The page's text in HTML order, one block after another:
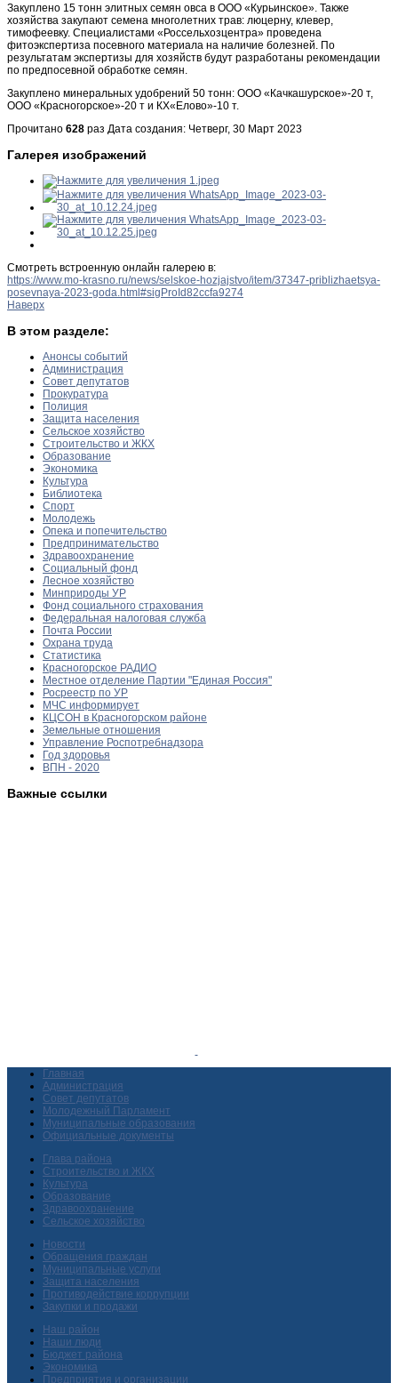
Закуплено 15 тонн элитных семян овса в ООО «Курьинское». Также
хозяйства закупают семена многолетних трав: люцерну, клевер,
тимофеевку. Специалистами «Россельхозцентра» проведена
фитоэкспертиза посевного материала на наличие болезней. По
результатам экспертизы для хозяйств будут разработаны рекомендации
по предпосевной обработке семян.
Закуплено минеральных удобрений 50 тонн: ООО «Качкашурское»-20 т,
ООО «Красногорское»-20 т и КХ«Елово»-10 т.
Прочитано 628 раз Дата создания: Четверг, 30 Март 2023
Галерея изображений
Смотреть встроенную онлайн галерею в:
https://www.mo-krasno.ru/news/selskoe-hozjajstvo/item/37347-priblizhaetsya-
posevnaya-2023-goda.html#sigProId82ccfa9274
Наверх
В этом разделе:
Анонсы событий
Администрация
Совет депутатов
Прокуратура
Полиция
Защита населения
Сельское хозяйство
Строительство и ЖКХ
Образование
Экономика
Культура
Библиотека
Спорт
Молодежь
Опека и попечительство
Предпринимательство
Здравоохранение
Социальный фонд
Лесное хозяйство
Минприроды УР
Фонд социального страхования
Федеральная налоговая служба
Почта России
Охрана труда
Статистика
Красногорское РАДИО
Местное отделение Партии "Единая Россия"
Росреестр по УР
МЧС информирует
КЦСОН в Красногорском районе
Земельные отношения
Управление Роспотребнадзора
Год здоровья
ВПН - 2020
Важные ссылки
Главная
Администрация
Совет депутатов
Молодежный Парламент
Муниципальные образования
Официальные документы
Глава района
Строительство и ЖКХ
Культура
Образование
Здравоохранение
Сельское хозяйство
Новости
Обращения граждан
Муниципальные услуги
Защита населения
Противодействие коррупции
Закупки и продажи
Наш район
Наши люди
Бюджет района
Экономика
Предприятия и организации